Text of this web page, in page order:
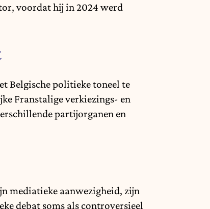
voordat hij in 2024 werd
Belgische politieke toneel te
Franstalige verkiezings- en
partijorganen en
mediatieke aanwezigheid, zijn
debat soms als controversieel